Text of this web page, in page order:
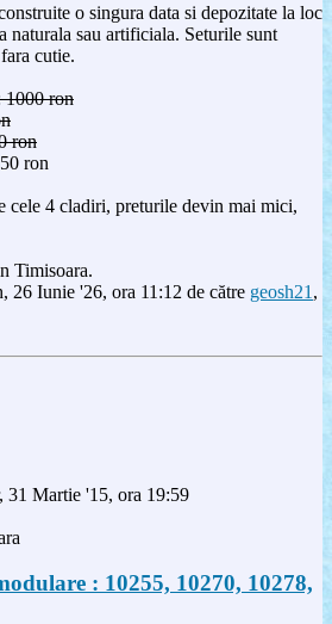
o singura data si depozitate la loc
naturala sau artificiala. Seturile sunt
cutie.
1000 ron
ron
ron
cele 4 cladiri, preturile devin mai mici,
Timisoara.
26 Iunie '26, ora 11:12 de către geosh21 ,
31 Martie '15, ora 19:59
: 10255, 10270, 10278,